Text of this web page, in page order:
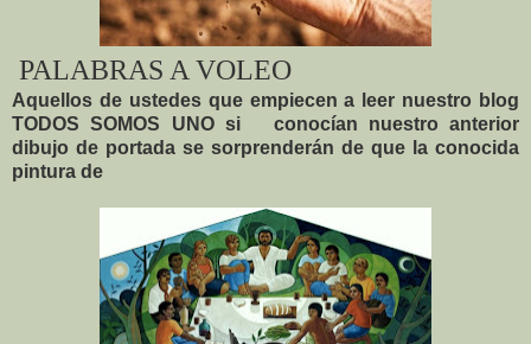
PALABRAS A VOLEO
Aquellos de ustedes que empiecen a leer nuestro blog
TODOS SOMOS UNO si
conocían nuestro anterior
dibujo de portada se sorprenderán de que la conocida
pintura de